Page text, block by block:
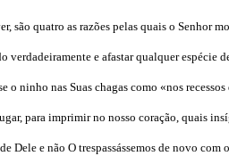
são quatro as razões pelas quais o Senhor
verdadeiramente e afastar qualquer espécie
ninho nas Suas chagas como «nos
para imprimir no nosso coração, quais
e não O trespassássemos de novo com